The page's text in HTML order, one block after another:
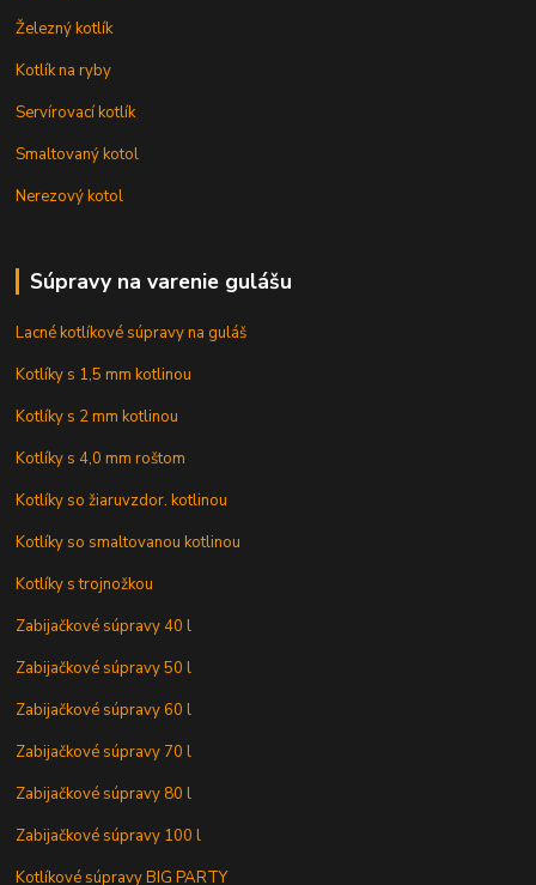
Železný kotlík
Kotlík na ryby
Servírovací kotlík
Smaltovaný kotol
Nerezový kotol
Súpravy na varenie gulášu
Lacné kotlíkové súpravy na guláš
Kotlíky s 1,5 mm kotlinou
Kotlíky s 2 mm kotlinou
Kotlíky s 4,0 mm roštom
Kotlíky so žiaruvzdor. kotlinou
Kotlíky so smaltovanou kotlinou
Kotlíky s trojnožkou
Zabijačkové súpravy 40 l
Zabijačkové súpravy 50 l
Zabijačkové súpravy 60 l
Zabijačkové súpravy 70 l
Zabijačkové súpravy 80 l
Zabijačkové súpravy 100 l
Kotlíkové súpravy BIG PARTY